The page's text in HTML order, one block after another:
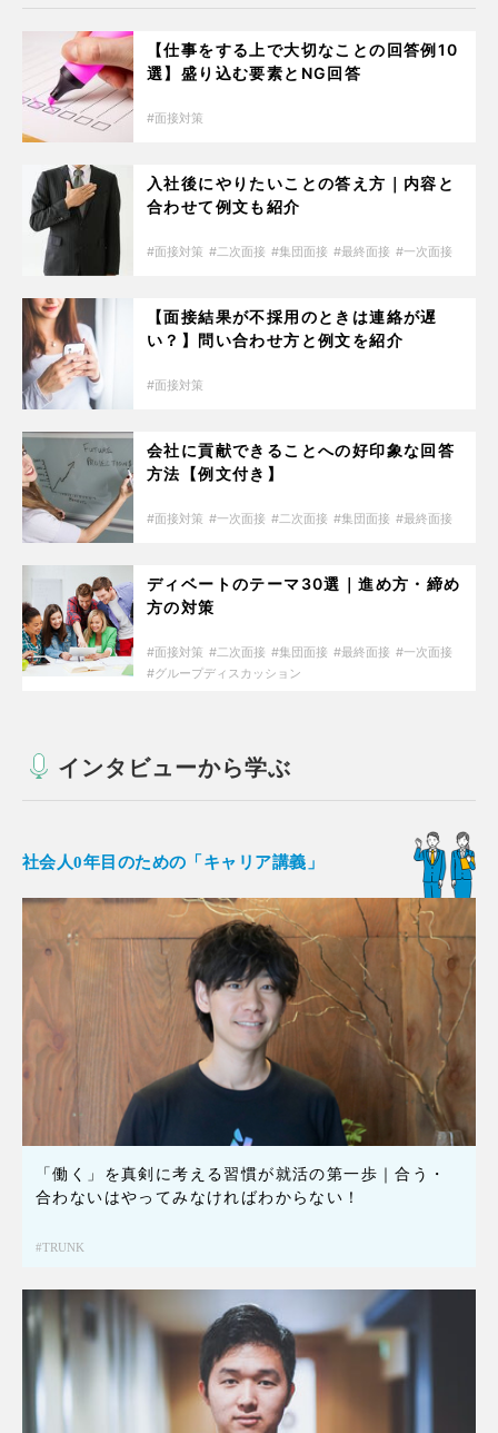
【仕事をする上で大切なことの回答例10
選】盛り込む要素とNG回答
面接対策
入社後にやりたいことの答え方｜内容と
合わせて例文も紹介
面接対策 二次面接 集団面接 最終面接 一次面接
【面接結果が不採用のときは連絡が遅
い？】問い合わせ方と例文を紹介
面接対策
会社に貢献できることへの好印象な回答
方法【例文付き】
面接対策 一次面接 二次面接 集団面接 最終面接
ディベートのテーマ30選｜進め方・締め
方の対策
面接対策 二次面接 集団面接 最終面接
一次面接
グループディスカッション
インタビューから学ぶ
社会人0年目のための「キャリア講義」
「働く」を真剣に考える習慣が就活の第一歩｜合う・
合わないはやってみなければわからない！
TRUNK